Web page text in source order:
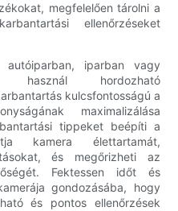
megfelelően tárolni a
ellenőrzéseket
autóiparban, iparban vagy
használ hordozható
kulcsfontosságú a
maximalizálása
tippeket beépíti a
kamera élettartamát,
és megőrizheti az
Fektessen időt és
gondozásába, hogy
és pontos ellenőrzések